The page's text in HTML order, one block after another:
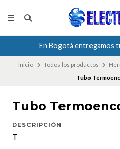
En Bogotá entregamos
Inicio Todos los productos
Tubo
Tubo
DESCRIPCIÓN
T